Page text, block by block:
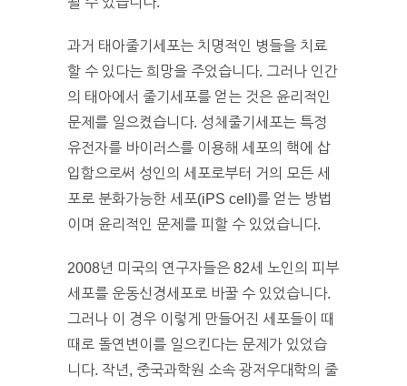
과거 태아줄기세포는 치명적인 병들을 치료
할 수 있다는 희망을 주었습니다. 그러나 인간
의 태아에서 줄기세포를 얻는 것은 윤리적인
문제를 일으켰습니다. 성체줄기세포는 특정
유전자를 바이러스를 이용해 세포의 핵에 삽
입함으로써 성인의 세포로부터 거의 모든 세
포로 분화가능한 세포(iPS cell)를 얻는 방법
이며 윤리적인 문제를 피할 수 있었습니다.
2008년 미국의 연구자들은 82세 노인의 피부
세포를 운동신경세포로 바꿀 수 있었습니다.
그러나 이 경우 이렇게 만들어진 세포들이 때
때로 돌연변이를 일으킨다는 문제가 있었습
니다. 작년, 중국과학원 소속 광저우대학의 줄